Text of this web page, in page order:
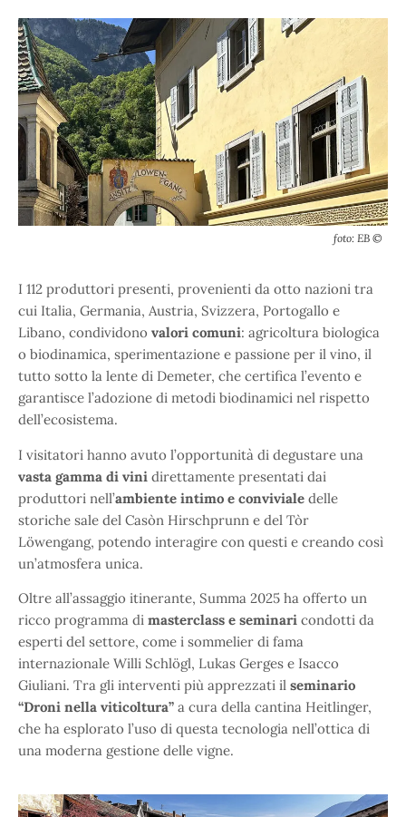
foto: EB ©
I 112 produttori presenti, provenienti da otto nazioni tra
cui Italia, Germania, Austria, Svizzera, Portogallo e
Libano, condividono valori comuni: agricoltura biologica
o biodinamica, sperimentazione e passione per il vino, il
tutto sotto la lente di Demeter, che certifica l’evento e
garantisce l’adozione di metodi biodinamici nel rispetto
dell’ecosistema.
I visitatori hanno avuto l’opportunità di degustare una
vasta gamma di vini direttamente presentati dai
produttori nell’ambiente intimo e conviviale delle
storiche sale del Casòn Hirschprunn e del Tòr
Löwengang, potendo interagire con questi e creando così
un’atmosfera unica.
Oltre all’assaggio itinerante, Summa 2025 ha offerto un
ricco programma di masterclass e seminari condotti da
esperti del settore, come i sommelier di fama
internazionale Willi Schlögl, Lukas Gerges e Isacco
Giuliani. Tra gli interventi più apprezzati il seminario
“Droni nella viticoltura” a cura della cantina Heitlinger,
che ha esplorato l’uso di questa tecnologia nell’ottica di
una moderna gestione delle vigne.